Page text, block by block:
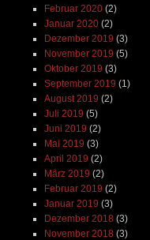
Februar 2020(2)
Januar 2020(2)
Dezember 2019 (3)
November 2019 (5)
Oktober 2019 (3)
September 2019 (1)
August 2019 (2)
Juli 2019 (5)
Juni 2019 (2)
Mai 2019 (3)
April 2019 (2)
März 2019 (2)
Februar 2019 (2)
Januar 2019 (3)
Dezember 2018 (3)
November 2018 (3)